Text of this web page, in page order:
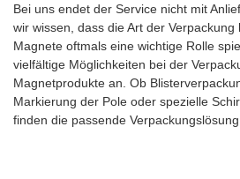
Bei uns endet der Service nicht mit
wir wissen, dass die Art der
Magnete oftmals eine wichtige Rolle
vielfältige Möglichkeiten bei der
Magnetprodukte an. Ob
Markierung der Pole oder spezielle
finden die passende Verpackungslösung